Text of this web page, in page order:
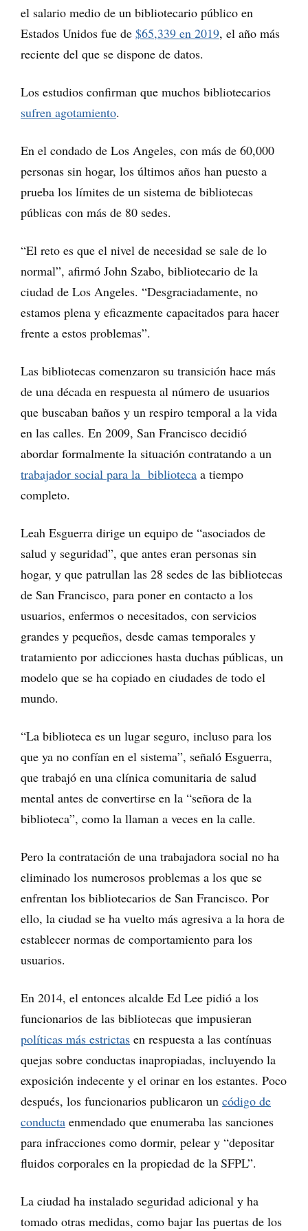
el salario medio de un bibliotecario público en
Estados Unidos fue de $65,339 en 2019, el año más
reciente del que se dispone de datos.
Los estudios confirman que muchos bibliotecarios
sufren agotamiento.
En el condado de Los Angeles, con más de 60,000
personas sin hogar, los últimos años han puesto a
prueba los límites de un sistema de bibliotecas
públicas con más de 80 sedes.
“El reto es que el nivel de necesidad se sale de lo
normal”, afirmó John Szabo, bibliotecario de la
ciudad de Los Angeles. “Desgraciadamente, no
estamos plena y eficazmente capacitados para hacer
frente a estos problemas”.
Las bibliotecas comenzaron su transición hace más
de una década en respuesta al número de usuarios
que buscaban baños y un respiro temporal a la vida
en las calles. En 2009, San Francisco decidió
abordar formalmente la situación contratando a un
trabajador social para la biblioteca a tiempo
completo.
Leah Esguerra dirige un equipo de “asociados de
salud y seguridad”, que antes eran personas sin
hogar, y que patrullan las 28 sedes de las bibliotecas
de San Francisco, para poner en contacto a los
usuarios, enfermos o necesitados, con servicios
grandes y pequeños, desde camas temporales y
tratamiento por adicciones hasta duchas públicas, un
modelo que se ha copiado en ciudades de todo el
mundo.
“La biblioteca es un lugar seguro, incluso para los
que ya no confían en el sistema”, señaló Esguerra,
que trabajó en una clínica comunitaria de salud
mental antes de convertirse en la “señora de la
biblioteca”, como la llaman a veces en la calle.
Pero la contratación de una trabajadora social no ha
eliminado los numerosos problemas a los que se
enfrentan los bibliotecarios de San Francisco. Por
ello, la ciudad se ha vuelto más agresiva a la hora de
establecer normas de comportamiento para los
usuarios.
En 2014, el entonces alcalde Ed Lee pidió a los
funcionarios de las bibliotecas que impusieran
políticas más estrictas en respuesta a las contínuas
quejas sobre conductas inapropiadas, incluyendo la
exposición indecente y el orinar en los estantes. Poco
después, los funcionarios publicaron un código de
conducta enmendado que enumeraba las sanciones
para infracciones como dormir, pelear y “depositar
fluidos corporales en la propiedad de la SFPL”.
La ciudad ha instalado seguridad adicional y ha
tomado otras medidas, como bajar las puertas de los